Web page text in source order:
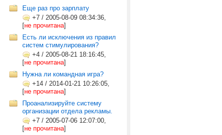
Еще раз про зарплату
+7 / 2005-08-09 08:34:36,
[не прочитана]
Есть ли исключения из правил
систем стимулирования?
+4 / 2005-08-21 18:16:45,
[не прочитана]
Нужна ли командная игра?
+14 / 2014-01-21 10:26:05,
[не прочитана]
Проанализируйте систему
организации отдела рекламы.
+7 / 2005-07-06 12:07:00,
[не прочитана]